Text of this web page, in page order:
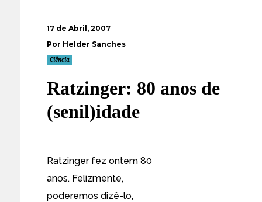
17 de Abril, 2007
Por Helder Sanches
Ciência
Ratzinger: 80 anos de
(senil)idade
Ratzinger fez ontem 80
anos. Felizmente,
poderemos dizê-lo,